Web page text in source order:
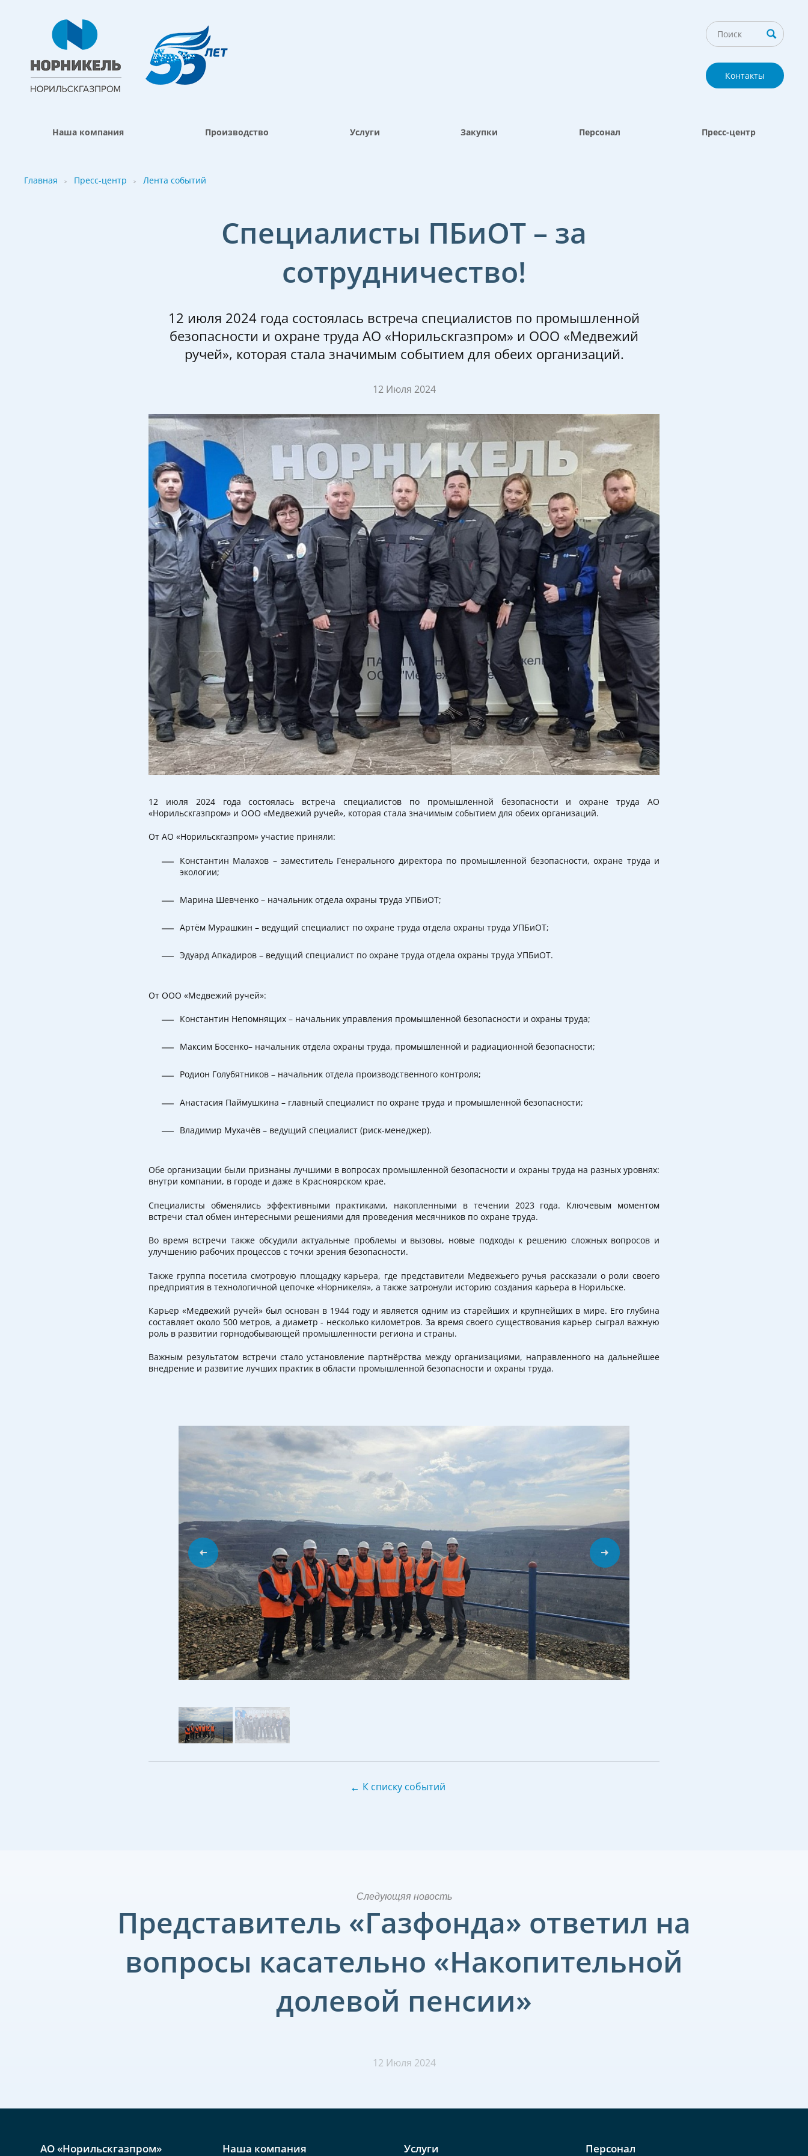
Контакты
Наша компания Производство Услуги Закупки Персонал Пресс-центр
Главная > Пресс-центр > Лента событий
Специалисты ПБиОТ – за
сотрудничество!
12 июля 2024 года состоялась встреча специалистов по промышленной
безопасности и охране труда АО «Норильскгазпром» и ООО «Медвежий
ручей», которая стала значимым событием для обеих организаций.
12 Июля 2024
12 июля 2024 года состоялась встреча специалистов по промышленной безопасности и охране труда АО
«Норильскгазпром» и ООО «Медвежий ручей», которая стала значимым событием для обеих организаций.
От АО «Норильскгазпром» участие приняли:
Константин Малахов – заместитель Генерального директора по промышленной безопасности, охране труда и
экологии;
Марина Шевченко – начальник отдела охраны труда УПБиОТ;
Артём Мурашкин – ведущий специалист по охране труда отдела охраны труда УПБиОТ;
Эдуард Апкадиров – ведущий специалист по охране труда отдела охраны труда УПБиОТ.
От ООО «Медвежий ручей»:
Константин Непомнящих – начальник управления промышленной безопасности и охраны труда;
Максим Босенко– начальник отдела охраны труда, промышленной и радиационной безопасности;
Родион Голубятников – начальник отдела производственного контроля;
Анастасия Паймушкина – главный специалист по охране труда и промышленной безопасности;
Владимир Мухачёв – ведущий специалист (риск-менеджер).
Обе организации были признаны лучшими в вопросах промышленной безопасности и охраны труда на разных уровнях:
внутри компании, в городе и даже в Красноярском крае.
Специалисты обменялись эффективными практиками, накопленными в течении 2023 года. Ключевым моментом
встречи стал обмен интересными решениями для проведения месячников по охране труда.
Во время встречи также обсудили актуальные проблемы и вызовы, новые подходы к решению сложных вопросов и
улучшению рабочих процессов с точки зрения безопасности.
Также группа посетила смотровую площадку карьера, где представители Медвежьего ручья рассказали о роли своего
предприятия в технологичной цепочке «Норникеля», а также затронули историю создания карьера в Норильске.
Карьер «Медвежий ручей» был основан в 1944 году и является одним из старейших и крупнейших в мире. Его глубина
составляет около 500 метров, а диаметр - несколько километров. За время своего существования карьер сыграл важную
роль в развитии горнодобывающей промышленности региона и страны.
Важным результатом встречи стало установление партнёрства между организациями, направленного на дальнейшее
внедрение и развитие лучших практик в области промышленной безопасности и охраны труда.
← К списку событий
Следующяя новость
Представитель «Газфонда» ответил на
вопросы касательно «Накопительной
долевой пенсии»
12 Июля 2024
АО «Норильскгазпром» Наша компания Услуги Персонал